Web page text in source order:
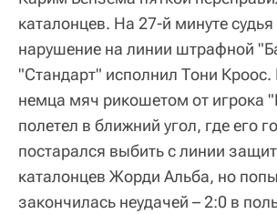
каталонцев. На 27-й минуте
нарушение на линии штрафной
"Стандарт" исполнил Тони Кроос.
немца мяч рикошетом от игрока
полетел в ближний угол, где его
постарался выбить с линии
каталонцев Жорди Альба, но
закончилась неудачей – 2:0 в